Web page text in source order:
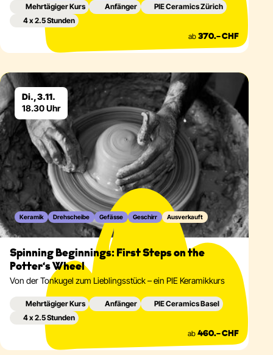
Mehrtägiger Kurs Anfänger
PIE Ceramics Zürich
4 x 2.5 Stunden
ab 370.– CHF
Di., 3.11.
18.30 Uhr
Keramik Drehscheibe Gefässe Geschirr Ausverkauft
Spinning Beginnings: First Steps on the
Potter‘s Wheel
Von der Tonkugel zum Lieblingsstück – ein PIE Keramikkurs
Mehrtägiger Kurs Anfänger
PIE Ceramics Basel
4 x 2.5 Stunden
ab 460.– CHF
Eventdetails